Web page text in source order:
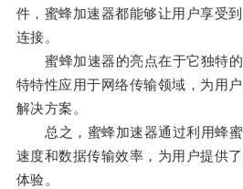
件，蜜蜂加速器都能够让用户享受
连接。
蜜蜂加速器的亮点在于它独特的
特特性应用于网络传输领域，为用
解决方案。
总之，蜜蜂加速器通过利用蜂蜜
速度和数据传输效率，为用户提供
体验。